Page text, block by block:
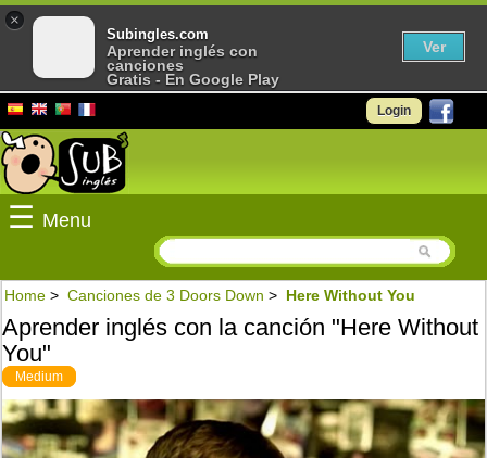
Login
☰ Menu
Home > Canciones de 3 Doors Down > Here Without You
Aprender inglés con la canción "Here Without
You"
Medium
×
Subingles.com
Aprender inglés con
canciones
Gratis - En Google Play
Ver